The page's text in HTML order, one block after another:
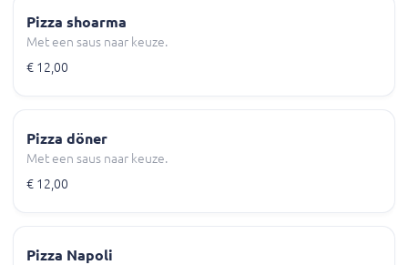
Pizza shoarma
Met een saus naar keuze.
€ 12,00
Pizza döner
Met een saus naar keuze.
€ 12,00
Pizza Napoli